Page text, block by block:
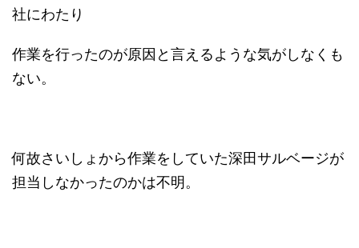
社にわたり
作業を行ったのが原因と言えるような気がしなくも
ない。
何故さいしょから作業をしていた深田サルベージが
担当しなかったのかは不明。